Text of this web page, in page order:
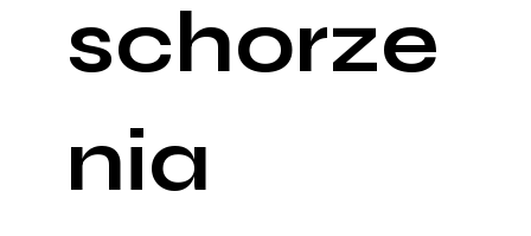
schorze
nia